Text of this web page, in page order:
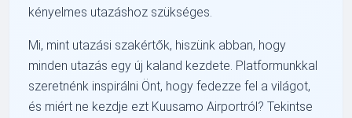
kényelmes utazáshoz szükséges.
Mi, mint utazási szakértők, hiszünk abban, hogy
minden utazás egy új kaland kezdete. Platformunkkal
szeretnénk inspirálni Önt, hogy fedezze fel a világot,
és miért ne kezdje ezt Kuusamo Airportról? Tekintse